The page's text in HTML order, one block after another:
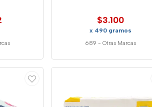
$3.100
x 490 gramos
689 - Otras Marcas